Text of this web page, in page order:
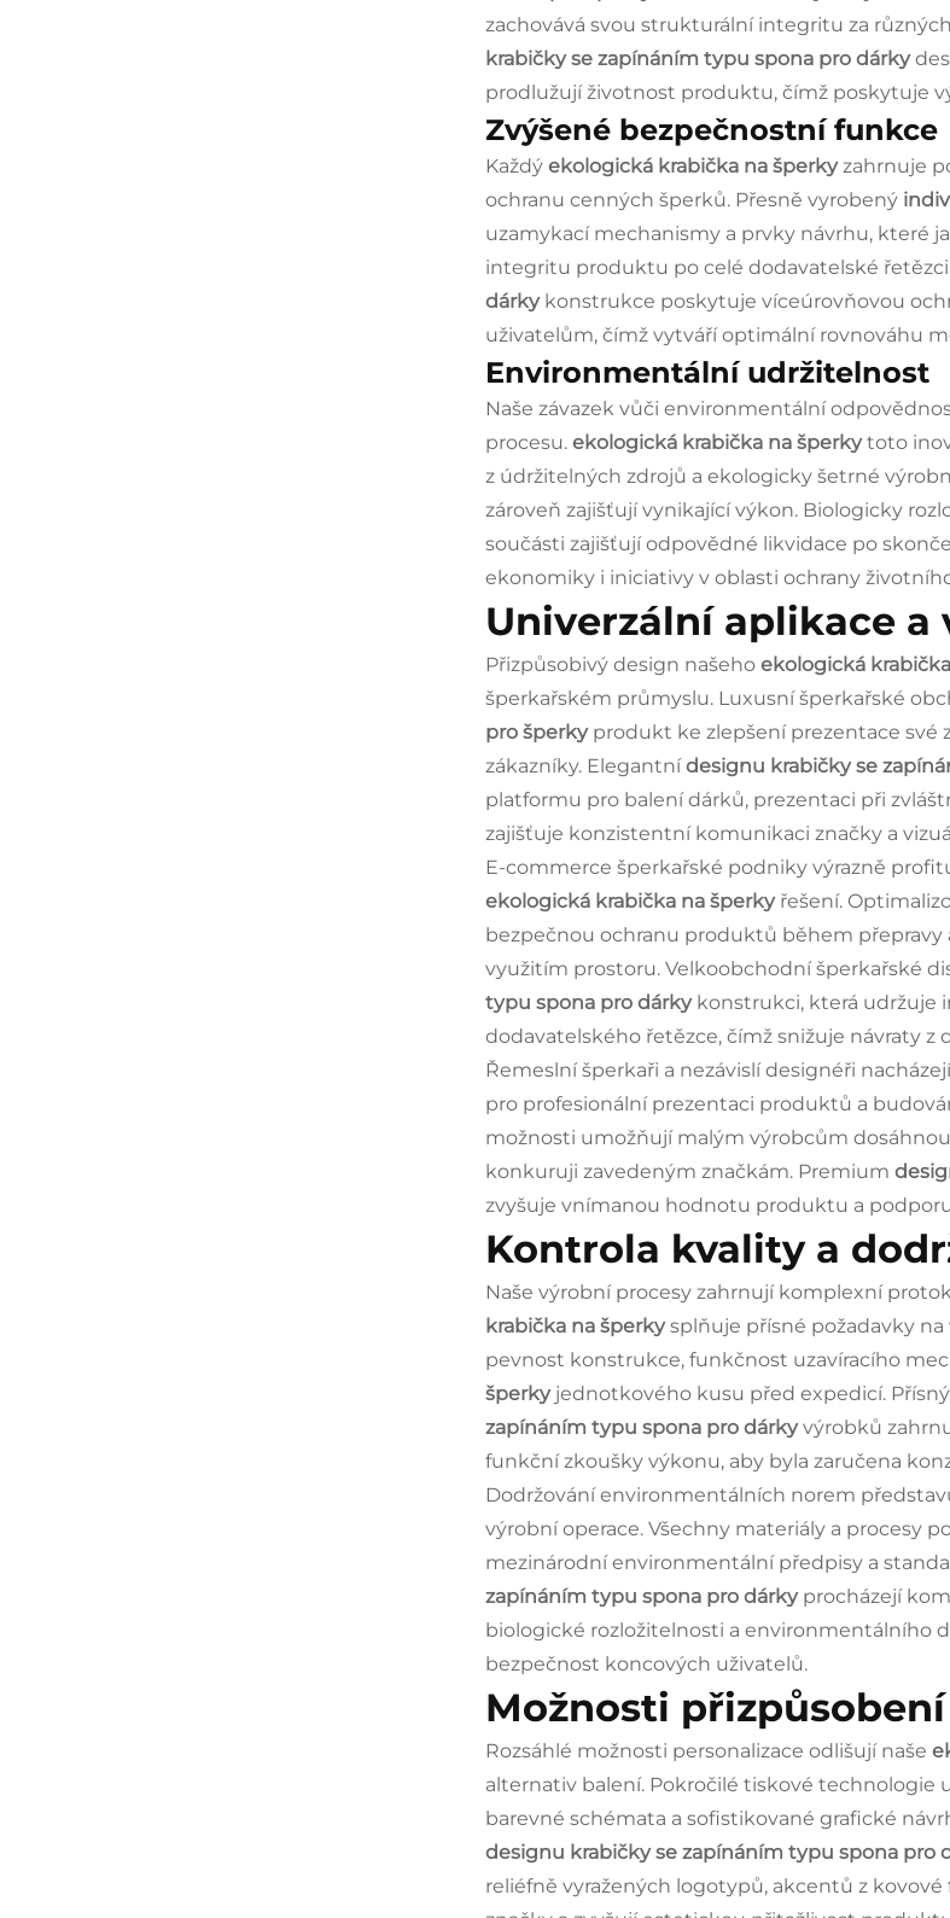
zachovává svou strukturální integritu za
krabičky se zapínáním typu spona pro dárky
prodlužují životnost produktu, čímž poskytuje
Zvýšené bezpečnostní funkce
Každý ekologická krabička na šperky zahrnuje
ochranu cenných šperků. Přesně vyrobený
uzamykací mechanismy a prvky návrhu, které
integritu produktu po celé dodavatelské
dárky konstrukce poskytuje víceúrovňovou
uživatelům, čímž vytváří optimální rovnováhu
Environmentální udržitelnost
Naše závazek vůči environmentální
procesu. ekologická krabička na šperkytoto
z údržitelných zdrojů a ekologicky šetrné
zároveň zajišťují vynikající výkon. Biologicky
součásti zajišťují odpovědné likvidace po
ekonomiky i iniciativy v oblasti ochrany
Univerzální aplikace a
Přizpůsobivý design našeho ekologická
šperkařském průmyslu. Luxusní šperkařské
pro šperky produkt ke zlepšení prezentace
zákazníky. Elegantnídesignu krabičky se
platformu pro balení dárků, prezentaci při
zajišťuje konzistentní komunikaci značky a
E-commerce šperkařské podniky výrazně
ekologická krabička na šperky řešení.
bezpečnou ochranu produktů během
využitím prostoru. Velkoobchodní šperkařské
typu spona pro dárky konstrukci, která udržuje
dodavatelského řetězce, čímž snižuje návraty z
Řemeslní šperkaři a nezávislí designéři
pro profesionální prezentaci produktů a
možnosti umožňují malým výrobcům
konkuruji zavedeným značkám. Premium
zvyšuje vnímanou hodnotu produktu a
Kontrola kvality a
Naše výrobní procesy zahrnují komplexní
krabička na šperkysplňuje přísné požadavky
pevnost konstrukce, funkčnost uzavíracího
šperky jednotkového kusu před expedicí.
zapínáním typu spona pro dárkyvýrobků
funkční zkoušky výkonu, aby byla zaručena
Dodržování environmentálních norem
výrobní operace. Všechny materiály a procesy
mezinárodní environmentální předpisy a
zapínáním typu spona pro dárky procházejí
biologické rozložitelnosti a environmentálního
bezpečnost koncových uživatelů.
Možnosti
Rozsáhlé možnosti personalizace odlišují naše
alternativ balení. Pokročilé tiskové technologie
barevné schémata a sofistikované grafické
designu krabičky se zapínáním typu spona pro
reliéfně vyražených logotypů, akcentů z